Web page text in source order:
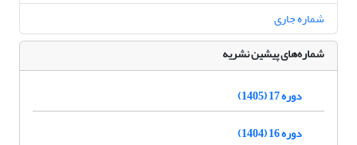
شماره جاری
شماره‌های پیشین نشریه
دوره 17 (1405)
دوره 16 (1404)